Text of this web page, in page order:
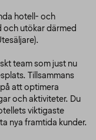
hotell- och
och utökar därmed
team som just nu
Tillsammans
att optimera
och aktiviteter. Du
viktigaste
nya framtida kunder.